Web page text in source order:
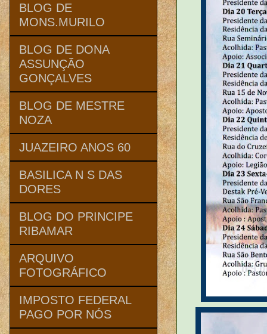
BLOG DE
MONS.MURILO
BLOG DE DONA
ASSUNÇÃO
GONÇALVES
BLOG DE MESTRE
NOZA
JUAZEIRO ANOS 60
BASILICA N S DAS
DORES
BLOG DO PRINCIPE
RIBAMAR
ARQUIVO
FOTOGRÁFICO
IMPOSTO FEDERAL
PAGO POR NÓS